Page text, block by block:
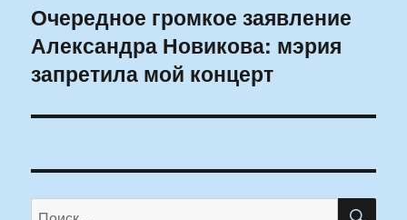
Следующая
запись:
Очередное громкое заявление
Александра Новикова: мэрия
запретила мой концерт
Искать: